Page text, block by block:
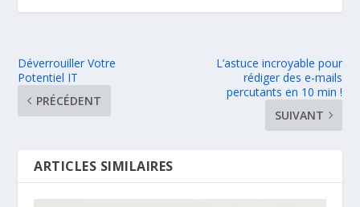
Déverrouiller Votre
Potentiel IT
PRÉCÉDENT
L’astuce incroyable pour
rédiger des e-mails
percutants en 10 min !
SUIVANT
ARTICLES SIMILAIRES